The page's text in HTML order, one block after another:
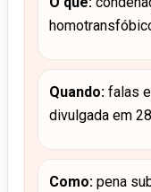
Quando: falas
divulgada em
Como: pena